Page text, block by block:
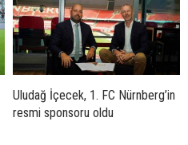
Uludağ İçecek, 1. FC Nürnberg’in
resmi sponsoru oldu